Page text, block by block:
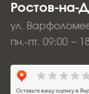
Ростов-на-
ул.
пн.-пт. 09:00 −